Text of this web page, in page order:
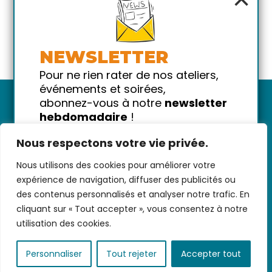
Nous respectons votre vie privée.
Nous utilisons des cookies pour améliorer votre
expérience de navigation, diffuser des publicités ou
des contenus personnalisés et analyser notre trafic. En
cliquant sur « Tout accepter », vous consentez à notre
utilisation des cookies.
Personnaliser Tout rejeter Accepter tout
Nous contacter- CGV/CGU-Données
personnelles-Infos pratiques- FAQ
NEWSLETTER
Pour ne rien rater de nos ateliers,
événements et soirées,
abonnez-vous à notre newsletter
hebdomadaire !
!
Votre email